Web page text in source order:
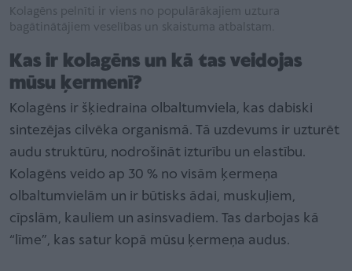
Kolagēns pelnīti ir viens no populārākajiem uztura
bagātinātājiem veselības un skaistuma atbalstam.
Kas ir kolagēns un kā tas veidojas
mūsu ķermenī?
Kolagēns ir šķiedraina olbaltumviela, kas dabiski
sintezējas cilvēka organismā. Tā uzdevums ir uzturēt
audu struktūru, nodrošināt izturību un elastību.
Kolagēns veido ap 30 % no visām ķermeņa
olbaltumvielām un ir būtisks ādai, muskuļiem,
cīpslām, kauliem un asinsvadiem. Tas darbojas kā
“līme”, kas satur kopā mūsu ķermeņa audus.